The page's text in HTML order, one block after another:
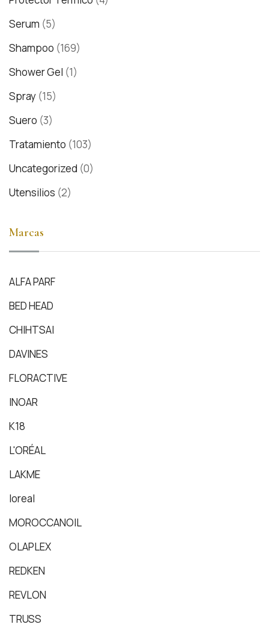
Serum (5)
Shampoo (169)
Shower Gel (1)
Spray (15)
Suero (3)
Tratamiento (103)
Uncategorized (0)
Utensilios (2)
Marcas
ALFA PARF
BED HEAD
CHIHTSAI
DAVINES
FLORACTIVE
INOAR
K18
L'ORÉAL
LAKME
loreal
MOROCCANOIL
OLAPLEX
REDKEN
REVLON
TRUSS